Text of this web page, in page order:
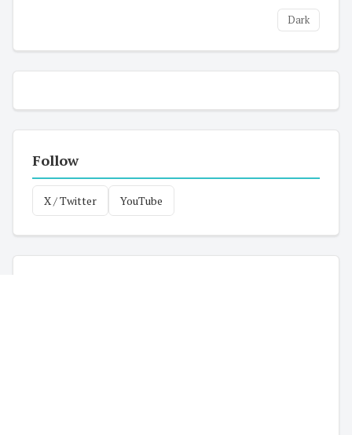
Dark
Follow
X / Twitter YouTube